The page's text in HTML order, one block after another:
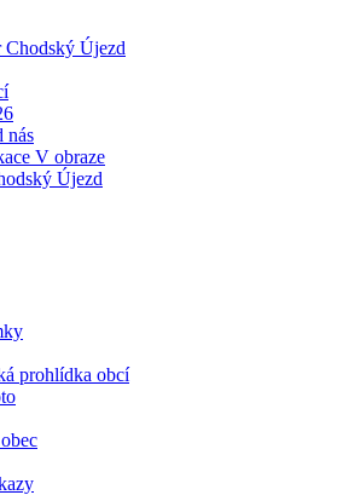
Chodský Újezd
nás
V obraze
Újezd
prohlídka obcí